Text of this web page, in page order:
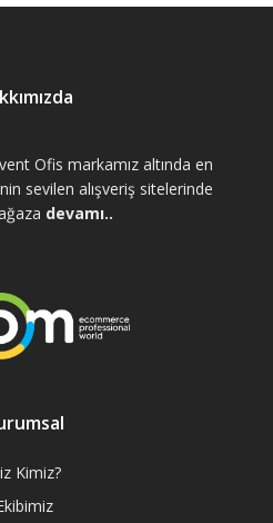
Ofis markamız altında en
sevilen alışveriş sitelerinde
devamı..
Kimiz?